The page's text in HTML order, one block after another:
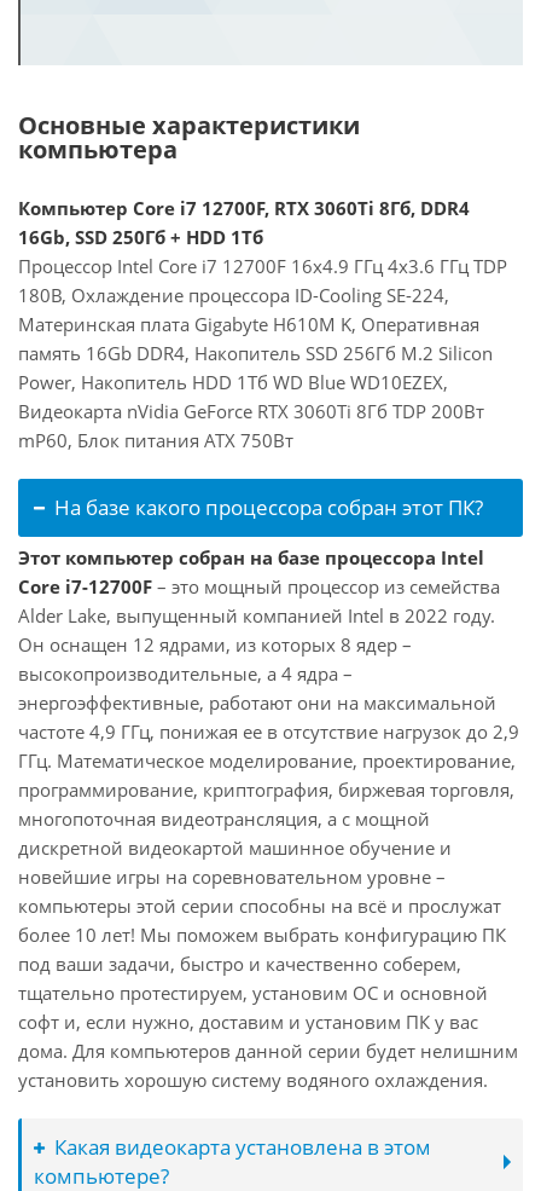
Основные характеристики
компьютера
Компьютер Core i7 12700F, RTX 3060Ti 8Гб, DDR4
16Gb, SSD 250Гб + HDD 1Тб
Процессор Intel Core i7 12700F 16x4.9 ГГц 4x3.6 ГГц TDP
180В, Охлаждение процессора ID-Cooling SE-224,
Материнская плата Gigabyte H610M K, Оперативная
память 16Gb DDR4, Накопитель SSD 256Гб M.2 Silicon
Power, Накопитель HDD 1Тб WD Blue WD10EZEX,
Видеокарта nVidia GeForce RTX 3060Ti 8Гб TDP 200Вт
mP60, Блок питания ATX 750Вт
На базе какого процессора собран этот ПК?
Этот компьютер собран на базе процессора Intel
Core i7-12700F – это мощный процессор из семейства
Alder Lake, выпущенный компанией Intel в 2022 году.
Он оснащен 12 ядрами, из которых 8 ядер –
высокопроизводительные, а 4 ядра –
энергоэффективные, работают они на максимальной
частоте 4,9 ГГц, понижая ее в отсутствие нагрузок до 2,9
ГГц. Математическое моделирование, проектирование,
программирование, криптография, биржевая торговля,
многопоточная видеотрансляция, а с мощной
дискретной видеокартой машинное обучение и
новейшие игры на соревновательном уровне –
компьютеры этой серии способны на всё и прослужат
более 10 лет! Мы поможем выбрать конфигурацию ПК
под ваши задачи, быстро и качественно соберем,
тщательно протестируем, установим ОС и основной
софт и, если нужно, доставим и установим ПК у вас
дома. Для компьютеров данной серии будет нелишним
установить хорошую систему водяного охлаждения.
Какая видеокарта установлена в этом
компьютере?